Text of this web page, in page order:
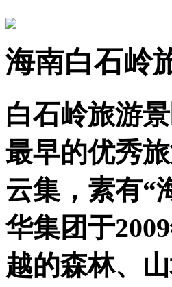
海南白石岭
白石岭旅游
最早的优秀
云集，素有“
华集团于
越的森林、